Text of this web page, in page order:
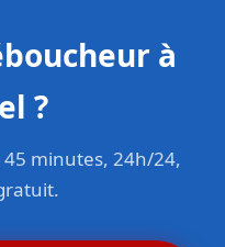
à
?
minutes, 24h/24,